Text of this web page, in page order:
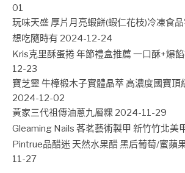
01
玩味天盛 厚片月亮蝦餅(蝦仁花枝)冷凍食
想吃隨時有 2024-12-24
Kris克里酥蛋捲 年節禮盒推薦 一口酥+爆
12-23
寶芝靈 牛樟椴木子實體晶萃 高濃度國寶頂
2024-12-02
黃家三代祖傳油蔥九層粿 2024-11-29
Gleaming Nails 茖茗藝術製甲 新竹竹北美
Pintrue品醋迷 天然水果醋 黑后葡萄/蜜蘋
11-27